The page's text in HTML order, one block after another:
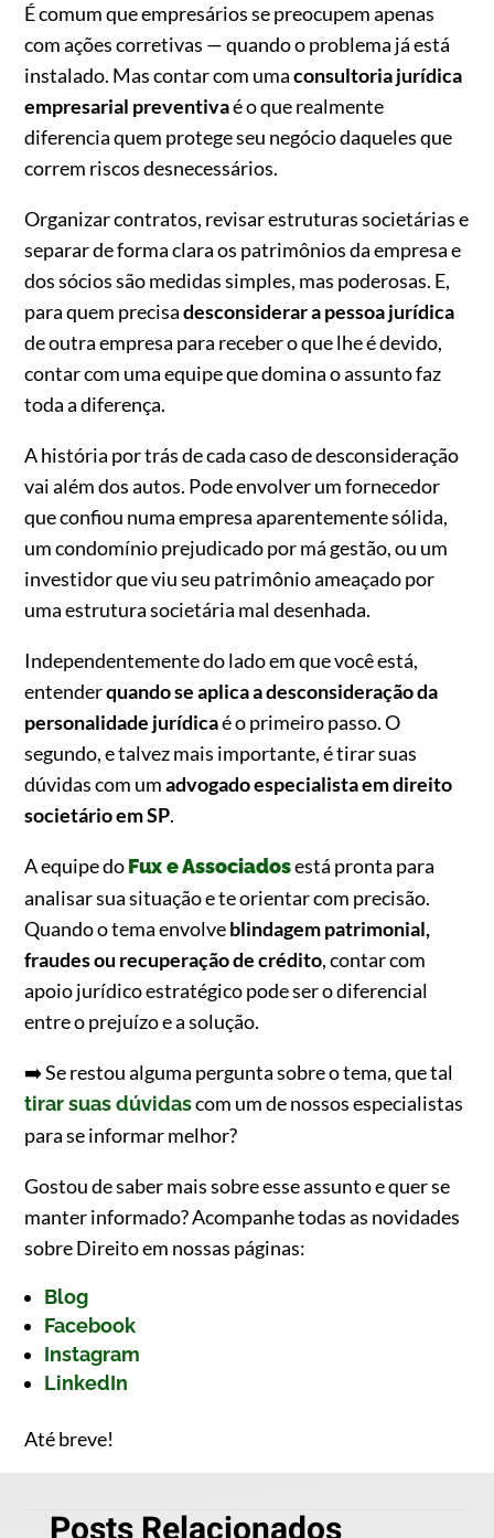
É comum que empresários se preocupem apenas
com ações corretivas — quando o problema já está
instalado. Mas contar com umaconsultoria jurídica
empresarial preventivaé o que realmente
diferencia quem protege seu negócio daqueles que
correm riscos desnecessários.
Organizar contratos, revisar estruturas societárias e
separar de forma clara os patrimônios da empresa e
dos sócios são medidas simples, mas poderosas. E,
para quem precisadesconsiderar a pessoa jurídica
de outra empresa para receber o que lhe é devido,
contar com uma equipe que domina o assunto faz
toda a diferença.
A história por trás de cada caso de desconsideração
vai além dos autos. Pode envolver um fornecedor
que confiou numa empresa aparentemente sólida,
um condomínio prejudicado por má gestão, ou um
investidor que viu seu patrimônio ameaçado por
uma estrutura societária mal desenhada.
Independentemente do lado em que você está,
entenderquando se aplica a desconsideração da
personalidade jurídicaé o primeiro passo. O
segundo, e talvez mais importante, é tirar suas
dúvidas com umadvogado especialista em direito
societário em SP.
A equipe doFux e Associadosestá pronta para
analisar sua situação e te orientar com precisão.
Quando o tema envolveblindagem patrimonial,
fraudes ou recuperação de crédito, contar com
apoio jurídico estratégico pode ser o diferencial
entre o prejuízo e a solução.
➡️ Se restou alguma pergunta sobre o tema, que tal
tirar suas dúvidascom um de nossos especialistas
para se informar melhor?
Gostou de saber mais sobre esse assunto e quer se
manter informado? Acompanhe todas as novidades
sobre Direito em nossas páginas:
Blog
Facebook
Instagram
LinkedIn
Até breve!